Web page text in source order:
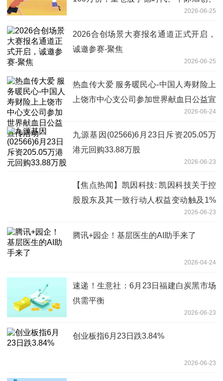
2026-06-25
2026合创场景大赛报名通道正式开启，
诚邀参赛-聚焦
2026-06-25
热血传大爱 服务暖民心-中国人寿财险上
上饶市中心支公司参加世界献血日公益宣
2026-06-24
九源基因(02566)6月23日斥资205.05万
港元回购33.88万股
2026-06-23
【焦点热闻】凯因科技: 凯因科技关于控
股股东及其一致行动人权益变动触及1%
2026-06-23
腾讯+园企！基层医生的AI助手来了
2026-04-24
速递！生意社：6月23日福建白炭黑市场
供需平衡
2026-06-23
创业板指6月23日跌3.84%
2026-06-23